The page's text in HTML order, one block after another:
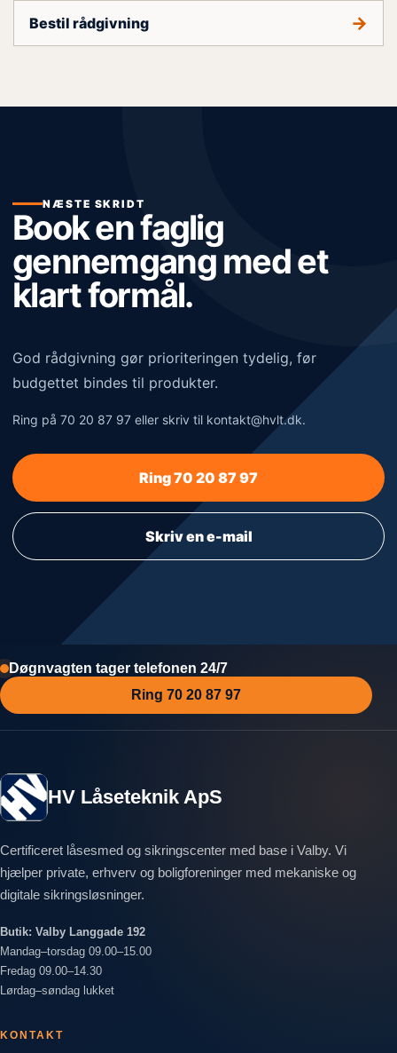
Bestil rådgivning →
NÆSTE SKRIDT
Book en faglig
gennemgang med et
klart formål.
God rådgivning gør prioriteringen tydelig, før
budgettet bindes til produkter.
Ring på 70 20 87 97 eller skriv til kontakt@hvlt.dk.
Ring 70 20 87 97
Skriv en e-mail
Døgnvagten tager telefonen 24/7
Ring 70 20 87 97
HV Låseteknik ApS
Certificeret låsesmed og sikringscenter med base i Valby. Vi
hjælper private, erhverv og boligforeninger med mekaniske og
digitale sikringsløsninger.
Butik: Valby Langgade 192
Mandag–torsdag 09.00–15.00
Fredag 09.00–14.30
Lørdag–søndag lukket
KONTAKT